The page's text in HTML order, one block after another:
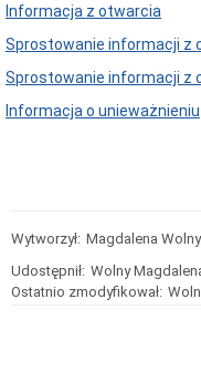
Informacja z otwarcia
Sprostowanie informacji z
Sprostowanie informacji z
Informacja o unieważnieniu
Wytworzył: Magdalena Wolny
Udostępnił: Wolny
Ostatnio zmodyfikował: